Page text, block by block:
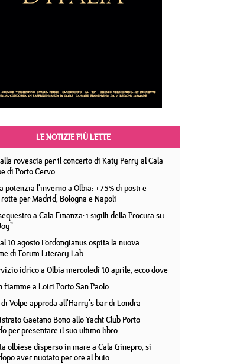
LE NOTIZIE PIÙ LETTE
rovescia per il concerto di Katy Perry al Cala
di Porto Cervo
potenzia l'inverno a Olbia: +75% di posti e
per Madrid, Bologna e Napoli
a Cala Finanza: i sigilli della Procura su
10 agosto Fordongianus ospita la nuova
di Forum Literary Lab
idrico a Olbia mercoledì 10 aprile, ecco dove
fiamme a Loiri Porto San Paolo
Volpe approda all'Harry's bar di Londra
Gaetano Bono allo Yacht Club Porto
per presentare il suo ultimo libro
olbiese disperso in mare a Cala Ginepro, si
aver nuotato per ore al buio